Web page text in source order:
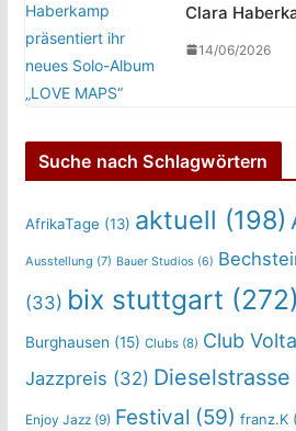
Clara
14/06/2026
Suche nach Schlagwörtern
AfrikaTage (13) aktuell (198)
Ausstellung (7) Bauer Studios (6)
(33) bix stuttgart (272)
Burghausen (15) Clubs(8) Club
Jazzpreis (32)
Enjoy Jazz(9) Festival (59) franz.K